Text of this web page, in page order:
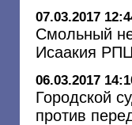
07.03.2017
Смольный
Исаакия
06.03.2017
Городской
против